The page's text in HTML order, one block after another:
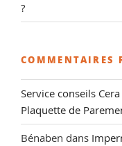
?
COMMENTAIRES
Service conseils Cera
Plaquette de
Bénaben dans